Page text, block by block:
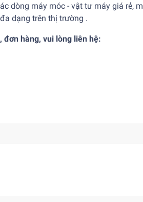
dòng máy móc - vật tư máy giá rẻ,
dạng trên thị trường .
hàng, vui lòng liên hệ: